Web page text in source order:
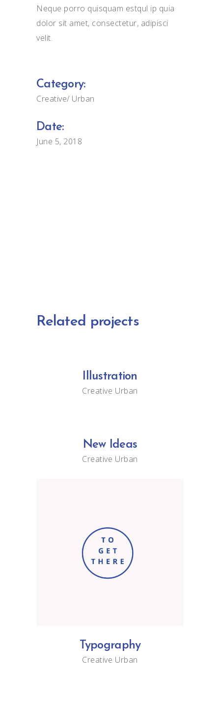
Neque porro quisquam estqul ip quia
dolor sit amet, consectetur, adipisci
velit.
Category:
Creative Urban
Date:
June 5, 2018
Related projects
Illustration
Creative Urban
New Ideas
Creative Urban
Typography
Creative Urban